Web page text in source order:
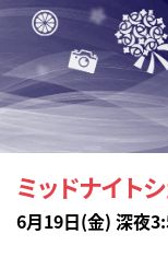
ミッドナイト
6月19日(金) 深夜